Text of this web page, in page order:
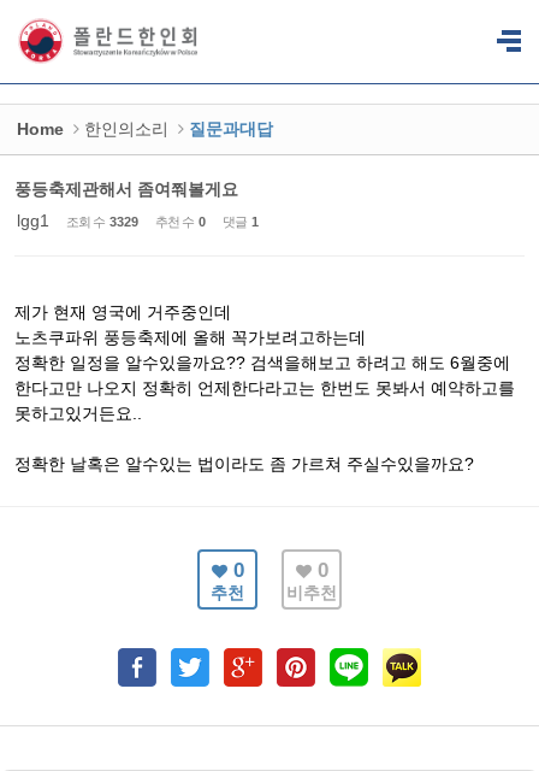
Home 한인의소리 질문과대답
풍등축제관해서 좀여쭤볼게요
lgg1
조회 수 3329 추천 수 0 댓글 1
제가 현재 영국에 거주중인데
노츠쿠파위 풍등축제에 올해 꼭가보려고하는데
정확한 일정을 알수있을까요?? 검색을해보고 하려고 해도 6월중에
한다고만 나오지 정확히 언제한다라고는 한번도 못봐서 예약하고를
못하고있거든요..
정확한 날혹은 알수있는 법이라도 좀 가르쳐 주실수있을까요?
0
추천
0
비추천